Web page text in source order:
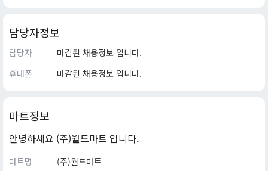
담당자정보
담당자
마감된 채용정보 입니다.
휴대폰
마감된 채용정보 입니다.
마트정보
안녕하세요 (주)월드마트 입니다.
마트명
(주)월드마트